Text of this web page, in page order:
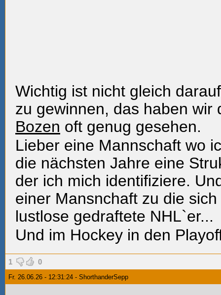
Wichtig ist nicht gleich
zu gewinnen, das haben wir
Bozen oft genug gesehen.
Lieber eine Mannschaft wo
die nächsten Jahre eine
der ich mich identifiziere.
einer Mansnchaft zu die
lustlose gedraftete NHL`er...
Und im Hockey in den
1 0
Fr. 26.06.26 - 12:31:24 - ShorthanderSepp